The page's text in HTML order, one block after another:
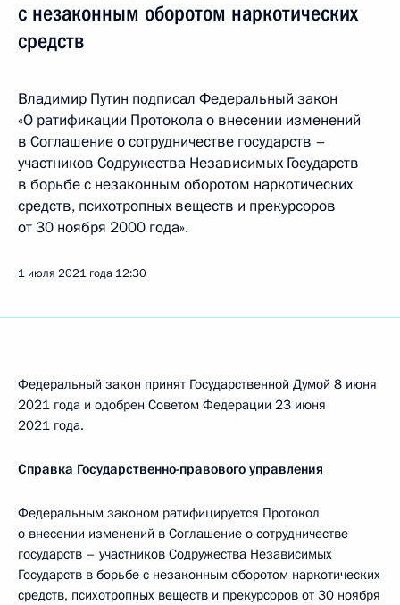
с незаконным оборотом наркотических
средств
Владимир Путин подписал Федеральный закон
«О ратификации Протокола о внесении изменений
в Соглашение о сотрудничестве государств –
участников Содружества Независимых Государств
в борьбе с незаконным оборотом наркотических
средств, психотропных веществ и прекурсоров
от 30 ноября 2000 года».
1 июля 2021 года 12:30
Федеральный закон принят Государственной Думой 8 июня
2021 года и одобрен Советом Федерации 23 июня
2021 года.
Справка Государственно-правового управления
Федеральным законом ратифицируется Протокол
о внесении изменений в Соглашение о сотрудничестве
государств – участников Содружества Независимых
Государств в борьбе с незаконным оборотом наркотических
средств, психотропных веществ и прекурсоров от 30 ноября